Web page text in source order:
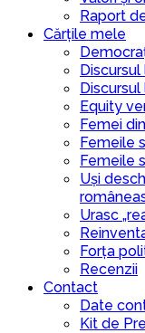
Raport
Cărțile mele
Equity
Femei
Femeile
Femeile
Uși
Urasc
Forța
Recenzii
Contact
Date
Kit de